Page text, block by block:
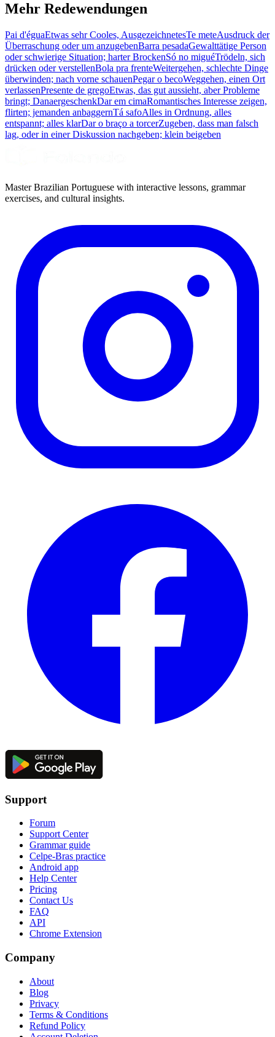
Mehr Redewendungen
Pai d'éguaEtwas sehr Cooles, AusgezeichnetesTe meteAusdruck der
Überraschung oder um anzugebenBarra pesadaGewalttätige Person
oder schwierige Situation; harter BrockenSó no miguéTrödeln, sich
drücken oder verstellenBola pra frenteWeitergehen, schlechte Dinge
überwinden; nach vorne schauenPegar o becoWeggehen, einen Ort
verlassenPresente de gregoEtwas, das gut aussieht, aber Probleme
bringt; DanaergeschenkDar em cimaRomantisches Interesse zeigen,
flirten; jemanden anbaggernTá safoAlles in Ordnung, alles
entspannt; alles klarDar o braço a torcerZugeben, dass man falsch
lag, oder in einer Diskussion nachgeben; klein beigeben
Master Brazilian Portuguese with interactive lessons, grammar
exercises, and cultural insights.
Support
Forum
Support Center
Grammar guide
Celpe-Bras practice
Android app
Help Center
Pricing
Contact Us
FAQ
API
Chrome Extension
Company
About
Blog
Privacy
Terms & Conditions
Refund Policy